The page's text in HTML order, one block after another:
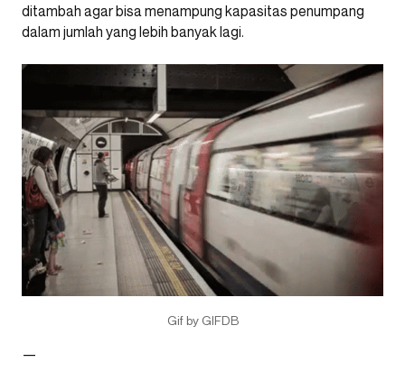
ditambah agar bisa menampung kapasitas penumpang
dalam jumlah yang lebih banyak lagi.
Gif by GIFDB
—